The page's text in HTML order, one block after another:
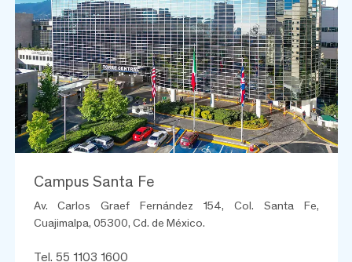
Campus Santa Fe
Av. Carlos Graef Fernández 154, Col. Santa Fe,
Cuajimalpa, 05300, Cd. de México.
Tel. 55 1103 1600